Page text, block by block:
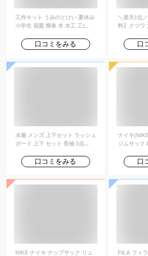
工作キット うみのとけい 夏休み
小学生 宿題 簡単 木 木工 工作 セ
学年 男の子 女の子 木製 子ども
会 自由研究 工作教室 ワークショ
木の工作 アイスタジオウッズ
口コミをみる
＼楽天1位
料】クツワ
チ 仕事用
ポーチ カ
量 BE023-
口
水着 メンズ 上下セット ラッシュ
ガード 上下 セット 長袖 3点セッ
シャツ レギンス 大きいサイズ 紫
外線対策 体型カバー サーフィン
水浴 サウナ
口コミをみる
ナイキ
ジムサック
口
NIKE ナイキ ナップサック リュ
FILA フィ